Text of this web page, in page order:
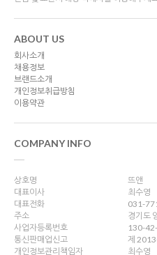
ABOUT US
회사소개
채용정보
브랜드소개
개인정보취급방침
이용약관
COMPANY INFO
상호명
뜨앤
대표이사
최수영
대표전화
031-
주소
경기도
사업자등록번호
130-
통신판매업신고
제
개인정보관리책임자
최수영